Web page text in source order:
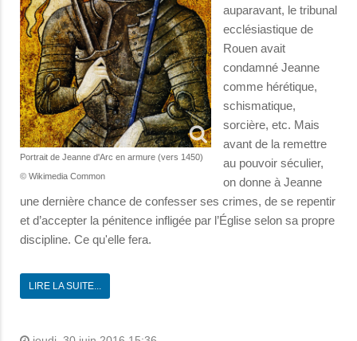
Portrait de Jeanne d'Arc en armure (vers 1450)
© Wikimedia Common
auparavant, le tribunal
ecclésiastique de
Rouen avait
condamné Jeanne
comme hérétique,
schismatique,
sorcière, etc. Mais
avant de la remettre
au pouvoir séculier,
on donne à Jeanne
une dernière chance de confesser ses crimes, de se repentir
et d’accepter la pénitence infligée par l’Église selon sa propre
discipline. Ce qu'elle fera.
LIRE LA SUITE...